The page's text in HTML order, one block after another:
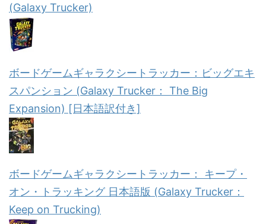
(Galaxy Trucker)
ボードゲームギャラクシートラッカー：ビッグエキ
スパンション (Galaxy Trucker： The Big
Expansion) [日本語訳付き]
ボードゲームギャラクシートラッカー： キープ・
オン・トラッキング 日本語版 (Galaxy Trucker：
Keep on Trucking)